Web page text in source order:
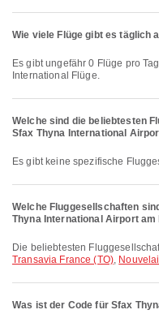
Wie viele Flüge gibt es täglich
Es gibt ungefähr 0 Flüge pro Tag. Dieser Flughafen bedient Inland &
International Flüge.
Welche sind die beliebtesten
Sfax Thyna International
Es gibt keine spezifische
Welche Fluggesellschaften
Thyna International Airport am
Die beliebtesten
Transavia France (TO),
Was ist der Code für Sfax